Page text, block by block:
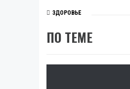
ЗДОРОВЬЕ
ПО ТЕМЕ